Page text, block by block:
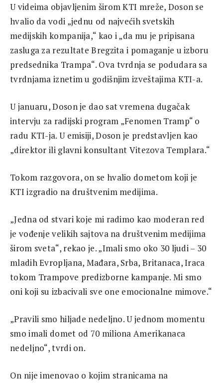
U videima objavljenim širom KTI mreže, Doson se
hvalio da vodi „jednu od najvećih svetskih
medijskih kompanija,“ kao i „da mu je pripisana
zasluga za rezultate Bregzita i pomaganje u izboru
predsednika Trampa“. Ova tvrdnja se podudara sa
tvrdnjama iznetim u godišnjim izveštajima KTI-a.
U januaru, Doson je dao sat vremena dugačak
intervju za radijski program „Fenomen Tramp“ o
radu KTI-ja. U emisiji, Doson je predstavljen kao
„direktor ili glavni konsultant Vitezova Templara.“
Tokom razgovora, on se hvalio dometom koji je
KTI izgradio na društvenim medijima.
„Jedna od stvari koje mi radimo kao moderan red
je vođenje velikih sajtova na društvenim medijima
širom sveta“, rekao je. „Imali smo oko 30 ljudi – 30
mladih Evropljana, Mađara, Srba, Britanaca, Iraca
tokom Trampove predizborne kampanje. Mi smo
oni koji su izbacivali sve one emocionalne mimove.“
„Pravili smo hiljade nedeljno. U jednom momentu
smo imali domet od 70 miliona Amerikanaca
nedeljno“, tvrdi on.
On nije imenovao o kojim stranicama na